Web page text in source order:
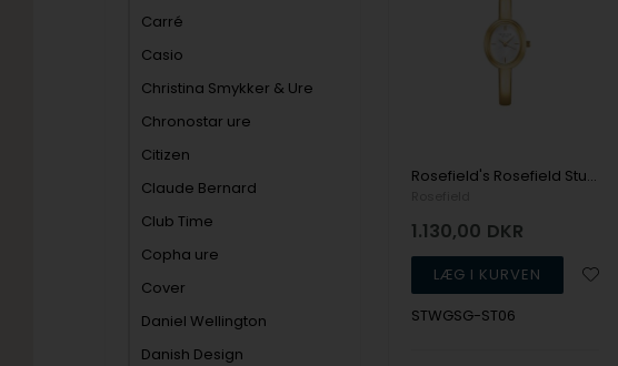
Carré
Casio
Christina Smykker & Ure
Chronostar ure
Citizen
Claude Bernard
Club Time
Copha ure
Cover
Daniel Wellington
Danish Design
Rosefield's Rosefield Studio Bangle STWGSG-ST06
1.130,00 DKR
STWGSG-ST06